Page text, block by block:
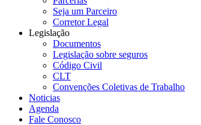
Seja um Parceiro
Corretor Legal
Legislação
Documentos
Legislação sobre seguros
Código Civil
CLT
Convenções Coletivas de Trabalho
Noticias
Agenda
Fale Conosco